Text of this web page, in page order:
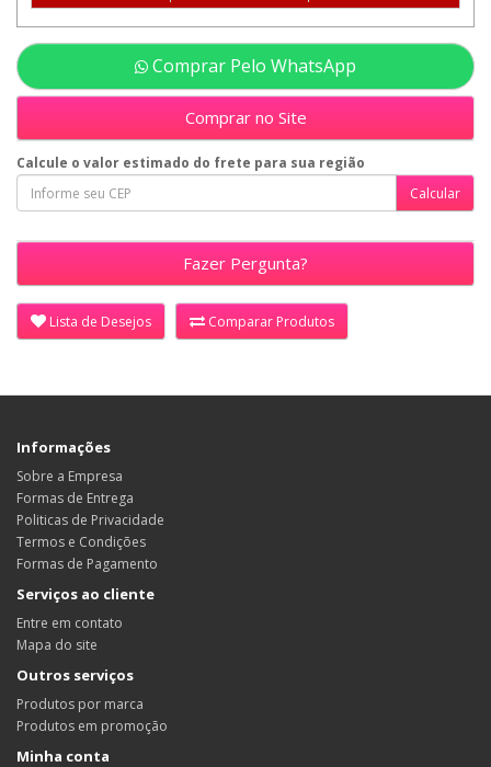
Comprar Pelo WhatsApp
Comprar no Site
Calcule o valor estimado do frete para sua região
Fazer Pergunta?
Lista de Desejos Comparar Produtos
Informações
Sobre a Empresa
Formas de Entrega
Politicas de Privacidade
Termos e Condições
Formas de Pagamento
Serviços ao cliente
Entre em contato
Mapa do site
Outros serviços
Produtos por marca
Produtos em promoção
Minha conta